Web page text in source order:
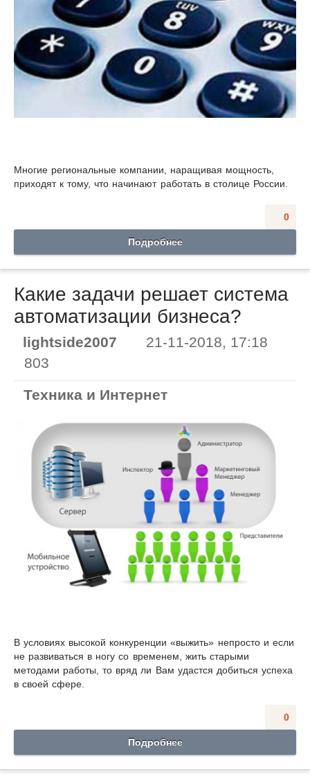
Многие региональные компании, наращивая мощность,
приходят к тому, что начинают работать в столице России.
0
Подробнее
Какие задачи решает система
автоматизации бизнеса?
lightside2007
21-11-2018, 17:18
803
Техника и Интернет
В условиях высокой конкуренции «выжить» непросто и если
не развиваться в ногу со временем, жить старыми
методами работы, то вряд ли Вам удастся добиться успеха
в своей сфере.
0
Подробнее